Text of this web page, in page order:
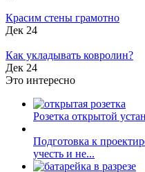
Красим стены грамотно
Дек 24
Как укладывать ковролин?
Дек 24
Это интересно
Розетка открытой
Подготовка к
учесть и не...